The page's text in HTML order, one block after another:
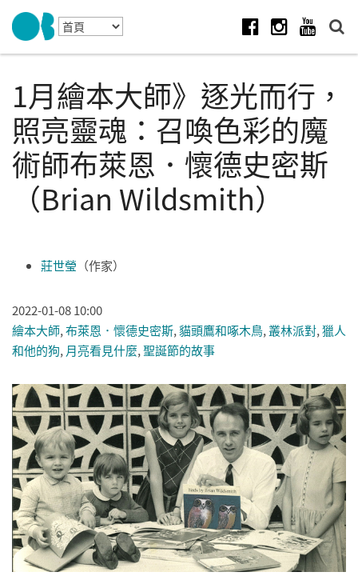
Skip to navigation
移至主內容
1月繪本大師》逐光而行，
照亮靈魂：召喚色彩的魔
術師布萊恩．懷德史密斯
（Brian Wildsmith）
莊世瑩 （作家）
2022-01-08 10:00
繪本大師,布萊恩．懷德史密斯,貓頭鷹和啄木鳥,叢林派對,獵人
和他的狗, 月亮看見什麼,聖誕節的故事